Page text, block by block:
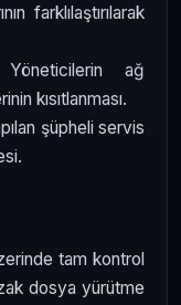
farklılaştırılarak
ağ
kısıtlanması.
şüpheli servis
tam kontrol
dosya yürütme